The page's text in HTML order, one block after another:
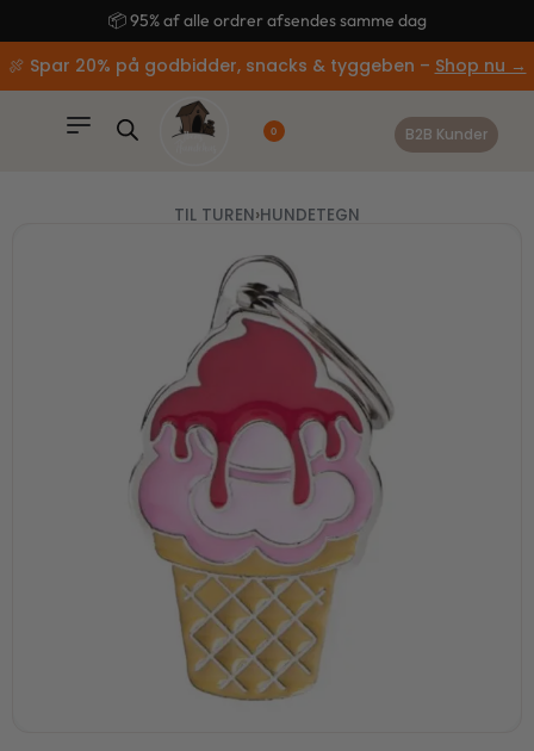
🚚 Gratis fragt ved køb over 499,-
🍖 Spar 20% på godbidder, snacks & tyggeben – Shop nu →
0 B2B Kunder
TIL TUREN›HUNDETEGN